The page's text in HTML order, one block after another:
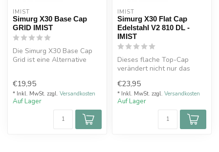
IMIST
Simurg X30 Base Cap
GRID IMIST
Die Simurg X30 Base Cap
Grid ist eine Alternative
€19,95
* Inkl. MwSt. zzgl. Versandkosten
Auf Lager
IMIST
Simurg X30 Flat Cap
Edelstahl V2 810 DL -
IMIST
Dieses flache Top-Cap
verändert nicht nur das
X30 RTAs...
€23,95
* Inkl. MwSt. zzgl. Versandkosten
Auf Lager